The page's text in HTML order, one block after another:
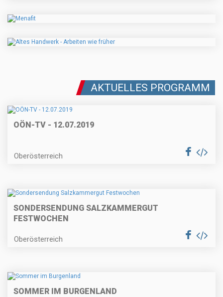
AKTUELLES PROGRAMM
OÖN-TV - 12.07.2019
Oberösterreich
SONDERSENDUNG SALZKAMMERGUT
FESTWOCHEN
Oberösterreich
SOMMER IM BURGENLAND